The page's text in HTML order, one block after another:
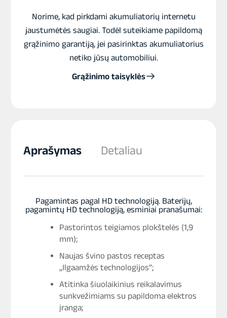
Norime, kad pirkdami akumuliatorių internetu
jaustumėtės saugiai. Todėl suteikiame papildomą
grąžinimo garantiją, jei pasirinktas akumuliatorius
netiko jūsų automobiliui.
Grąžinimo taisyklės
Aprašymas Detaliau
Pagamintas pagal HD technologiją. Baterijų,
pagamintų HD technologiją, esminiai pranašumai:
Pastorintos teigiamos plokštelės (1,9
mm);
Naujas švino pastos receptas
„Ilgaamžės technologijos”;
Atitinka šiuolaikinius reikalavimus
sunkvežimiams su papildoma elektros
įranga;